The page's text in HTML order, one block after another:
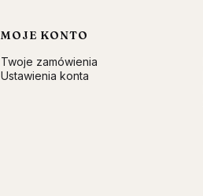
MOJE KONTO
Twoje zamówienia
Ustawienia konta